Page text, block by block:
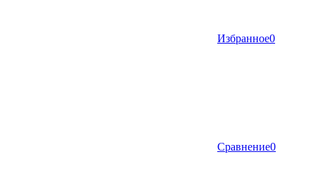
Избранное0
Сравнение0